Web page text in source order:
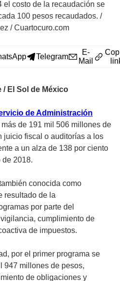
el costo de la recaudación se
100 pesos recaudados. /
/ Cuartocuro.com
Telegram
E-
Mail
/ El Sol de México
de Administración
más de 191 mil 506 millones de
juicio fiscal o auditorías a los
a un alza de 138 por ciento
de 2018.
conocida como
resultado de la
por parte del
cumplimiento de
de impuestos.
por el primer programa se
947 millones de pesos,
de obligaciones y